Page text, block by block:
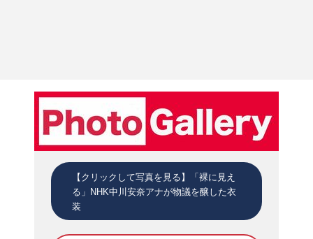
【クリックして写真を見る】「裸に見え
る」NHK中川安奈アナが物議を醸した衣
装